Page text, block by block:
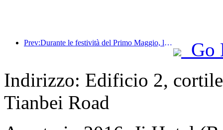
Prev:Durante le festività del Primo Maggio, la ferrovia del delta del fiume Yangtze ha trasportato oltre 21,38 milioni di passeggeri.
Go
Indirizzo: Edificio 2,
Tianbei Road